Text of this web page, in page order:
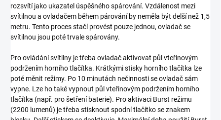
rozsvítí jako ukazatel úspěšného spárování. Vzdálenost mezi
svítilnou a ovladačem během párování by neměla být delší než 1,5
metru. Tento proces stačí provést pouze jednou, ovladač se
svítilnou jsou poté trvale spárovány.
Pro ovládání svítilny je třeba ovladač aktivovat půl vteřinovým
podržením horního tlačítka. Krátkými stisky horního tlačítka lze
poté měnit režimy. Po 10 minutách nečinnosti se ovladač sám
vypne. Lze ho také vypnout půl vteřinovým podržením horního
tlačítka (např. pro šetření baterie). Pro aktivaci Burst režimu
(2200 lumenů) je třeba stisknout spodní tlačítko se znakem